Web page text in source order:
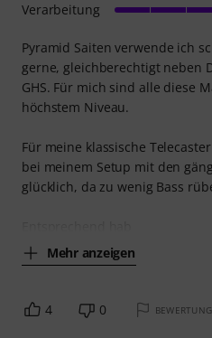
Pyramid Saiten verwende ich
gerne, gleichberechtigt neben
GHS. Für mich sind alle diese
höchstem Niveau.
Für meine klassische
bei meinem Setup mit den
glücklich, da zu wenig Bass
Mehr anzeigen
Verarbeitung
4 0